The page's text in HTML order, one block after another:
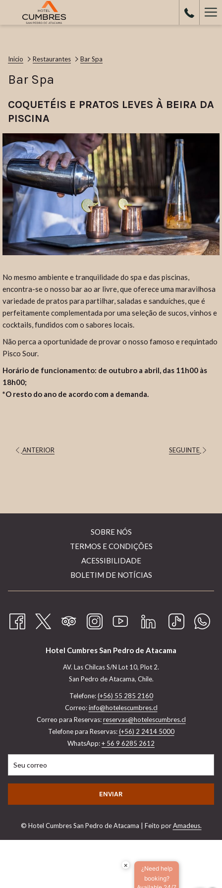
Inicio Restaurantes Bar Spa
Bar Spa
COQUETÉIS E PRATOS LEVES À BEIRA DA
PISCINA
No mesmo ambiente e tranquilidade do spa e das piscinas,
encontra-se o nosso bar ao ar livre, que oferece uma maravilhosa
variedade de pratos para partilhar, saladas e sanduíches, que é
perfeitamente complementada por uma seleção de sucos, vinhos e
cocktails, fundidos com o sabores locais.
Não perca a oportunidade de provar o nosso famoso e requintado
Pisco Sour.
Horário de funcionamento: de outubro a abril, das 11h00 às
18h00;
*O resto do ano de acordo com a demanda.
ANTERIOR SEGUINTE
SOBRE NÓSABRIR
NUMA
TERMOS E CONDIÇÕESABRIR
ACESSIBILIDADEABRIR
NUMA
BOLETIM DE NOTÍCIAS
Hotel Cumbres San Pedro de Atacama
AV. Las Chilcas S/N Lot 10, Plot 2.
San Pedro de Atacama, Chile.
Telefone:(+56) 55 285 2160
Correo:info@hotelescumbres.cl
Correo para Reservas: ​reservas@hotelescumbres.cl
Telefone para Reservas:(+56) 2 2414 5000
WhatsApp:+ 56 9 6285 2612
ENVIAR
© Hotel Cumbres San Pedro de Atacama | Feito porAmadeus.
×
¿Need help
booking?